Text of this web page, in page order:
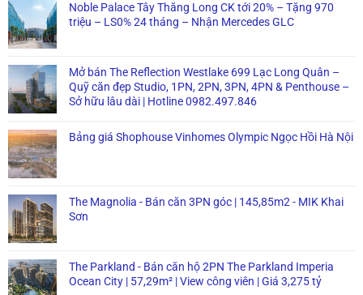
Noble Palace Tây Thăng Long CK tới 20% – Tặng 970
triệu – LS0% 24 tháng – Nhận Mercedes GLC
Mở bán The Reflection Westlake 699 Lạc Long Quân –
Quỹ căn đẹp Studio, 1PN, 2PN, 3PN, 4PN & Penthouse –
Sở hữu lâu dài | Hotline 0982.497.846
Bảng giá Shophouse Vinhomes Olympic Ngọc Hồi Hà Nội
The Magnolia - Bán căn 3PN góc | 145,85m2 - MIK Khai
Sơn
The Parkland - Bán căn hộ 2PN The Parkland Imperia
Ocean City | 57,29m² | View công viên | Giá 3,275 tỷ